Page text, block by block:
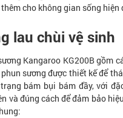
cho không gian sống hiện
lau chùi vệ sinh
Kangaroo KG200B gồm
sương được thiết kế để
bám bụi bám đầy, với
và đúng cách để đảm bảo